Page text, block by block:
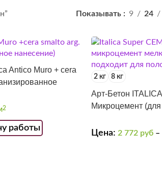
Показывать 9 24
Antico Muro + cera
2
работы
2 кг 8 кг
Арт-Бетон
Микроцемент
Цена:2 772 руб –